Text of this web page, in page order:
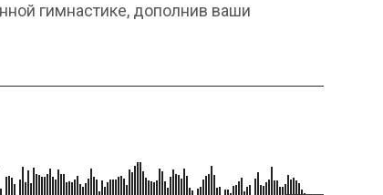
гимнастике, дополнив ваши